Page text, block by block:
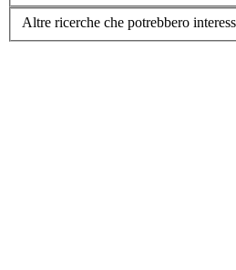
Altre ricerche che potrebbero